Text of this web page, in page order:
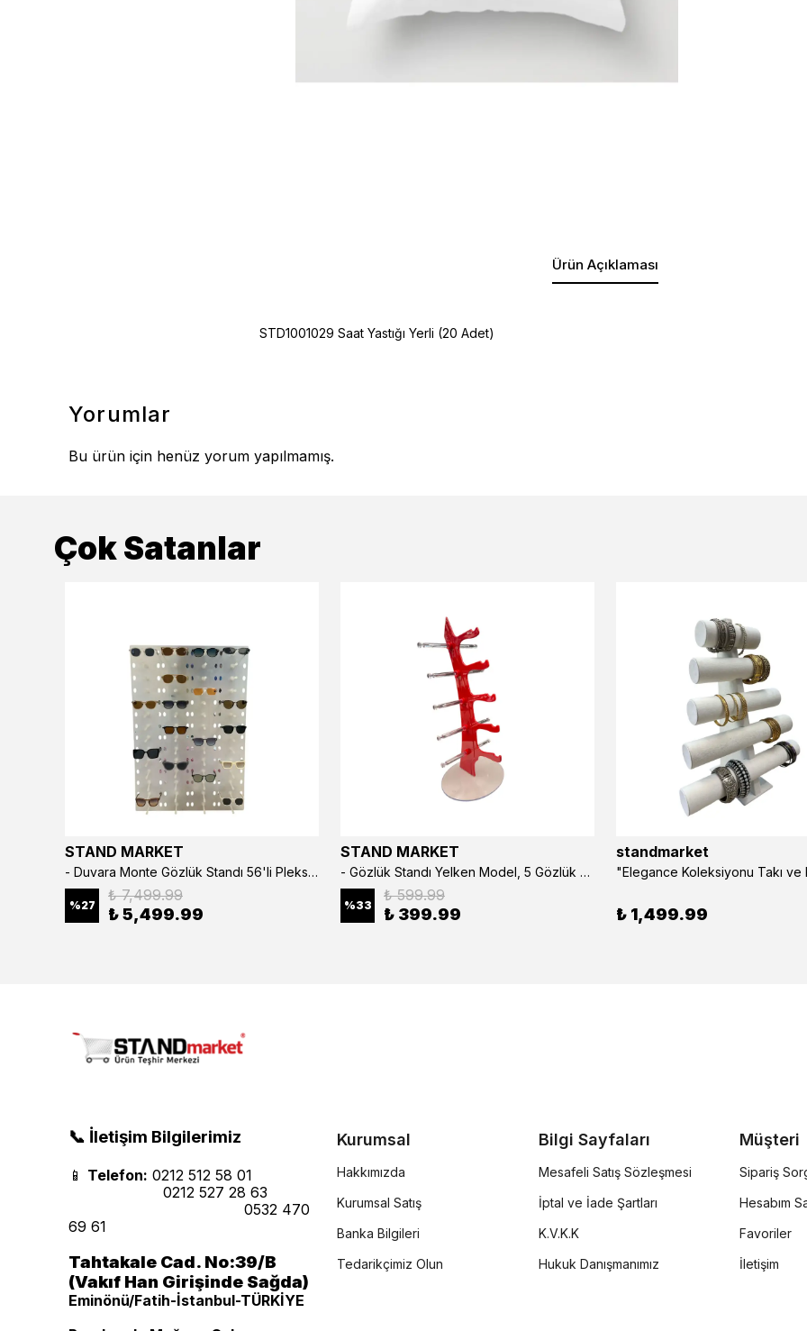
Ürün Açıklaması
STD1001029 Saat Yastığı Yerli (20 Adet)
Yorumlar
Bu ürün için henüz yorum yapılmamış.
Çok Satanlar
STAND MARKET
- Duvara Monte Gözlük Standı 56'li Pleksi Glass | 99x67 cm Gözlük Teşhir Standı
%27
₺ 7,499.99
₺ 5,499.99
STAND MARKET
- Gözlük Standı Yelken Model, 5 Gözlük Kapasiteli Standı Kırmızı
%33
₺ 599.99
₺ 399.99
standmarket
₺ 1,499.99
Kurumsal
Hakkımızda
Kurumsal Satış
Banka Bilgileri
Tedarikçimiz Olun
Bilgi Sayfaları
Mesafeli Satış Sözleşmesi
İptal ve İade Şartları
K.V.K.K
Hukuk Danışmanımız
Müşteri
Sipariş
Hesabım
Favoriler
İletişim
📞 İletişim Bilgilerimiz
📱 Telefon: 0212 512 58 01
0212 527 28 63
0532 470
69 61
Tahtakale Cad. No:39/B
(Vakıf Han Girişinde Sağda)
Eminönü/Fatih-İstanbul-TÜRKİYE